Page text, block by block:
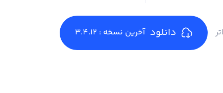
دانلود آخرین نسخه : 3.4.12